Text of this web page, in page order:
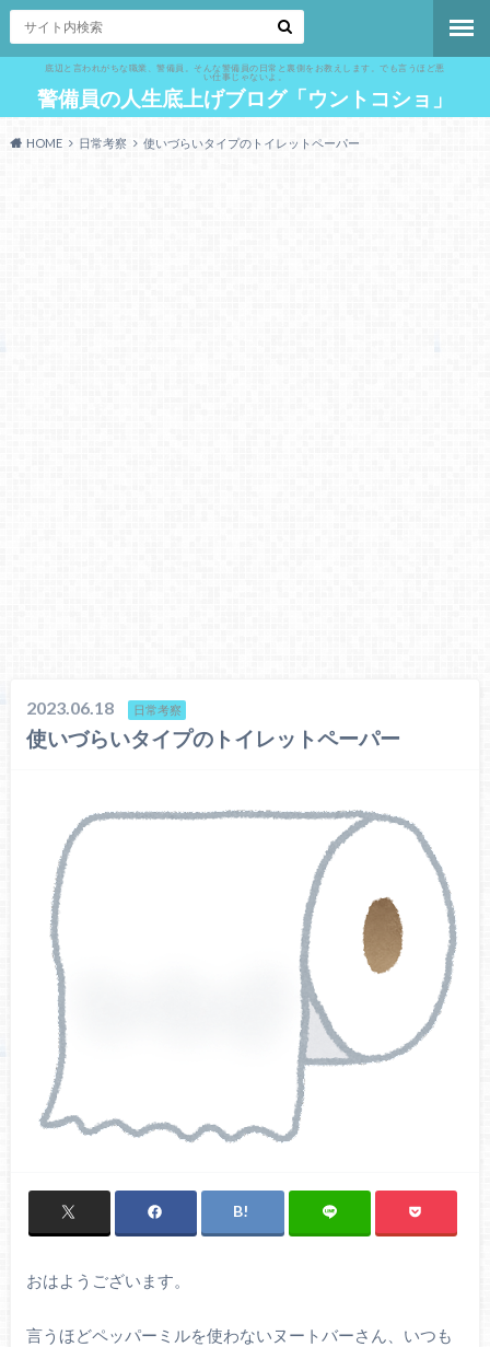
底辺と言われがちな職業、警備員。そんな警備員の日常と裏側をお教えします。でも言うほど悪
い仕事じゃないよ。
警備員の人生底上げブログ「ウントコショ」
HOME 日常考察 使いづらいタイプのトイレットペーパー
2023.06.18 日常考察
使いづらいタイプのトイレットペーパー
おはようございます。
言うほどペッパーミルを使わないヌートバーさん、いつも